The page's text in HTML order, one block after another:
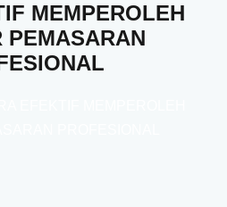
MEMPEROLEH
PEMASARAN